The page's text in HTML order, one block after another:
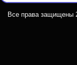
Все права защищены